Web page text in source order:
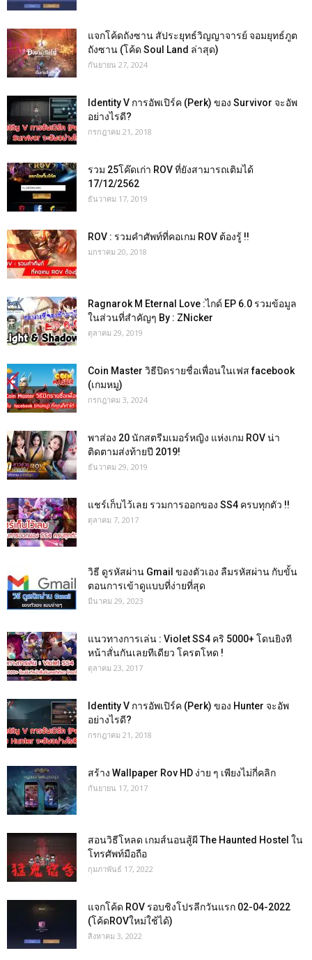
แจกโค้ดถังซาน สัประยุทธ์วิญญาจารย์ จอมยุทธ์ภูต
ถังซาน (โค้ด Soul Land ล่าสุด)
กันยายน 27, 2024
Identity V การอัพเปิร์ค (Perk) ของ Survivor จะอัพ
อย่างไรดี?
กรกฎาคม 21, 2018
รวม 25โค๊ดเก่า ROV ที่ยังสามารถเติมได้
17/12/2562
ธันวาคม 17, 2019
ROV : รวมคำศัพท์ที่คอเกม ROV ต้องรู้ !!
มกราคม 20, 2018
Ragnarok M Eternal Love :ไกด์ EP 6.0 รวมข้อมูล
ในส่วนที่สำคัญๆ By : ZNicker
ตุลาคม 29, 2019
Coin Master วิธีปิดรายชื่อเพื่อนในเฟส facebook
(เกมหมู)
กรกฎาคม 3, 2024
พาส่อง 20 นักสตรีมเมอร์หญิง แห่งเกม ROV น่า
ติดตามส่งท้ายปี 2019!
ธันวาคม 29, 2019
แชร์เก็บไว้เลย รวมการออกของ SS4 ครบทุกตัว !!
ตุลาคม 7, 2017
วิธี ดูรหัสผ่าน Gmail ของตัวเอง ลืมรหัสผ่าน กับขั้น
ตอนการเข้าดูแบบที่ง่ายที่สุด
มีนาคม 29, 2023
แนวทางการเล่น : Violet SS4 คริ 5000+ โดนยิงที
หน้าสั่นกันเลยทีเดียว โครตโหด !
ตุลาคม 23, 2017
Identity V การอัพเปิร์ค (Perk) ของ Hunter จะอัพ
อย่างไรดี?
กรกฎาคม 21, 2018
สร้าง Wallpaper Rov HD ง่าย ๆ เพียงไม่กี่คลิก
กันยายน 17, 2017
สอนวิธีโหลด เกมส์นอนสู้ผี The Haunted Hostel ใน
โทรศัพท์มือถือ
กุมภาพันธ์ 17, 2022
แจกโค้ด ROV รอบชิงโปรลีกวันแรก 02-04-2022
(โค้ดROVใหม่ใช้ได้)
สิงหาคม 3, 2022